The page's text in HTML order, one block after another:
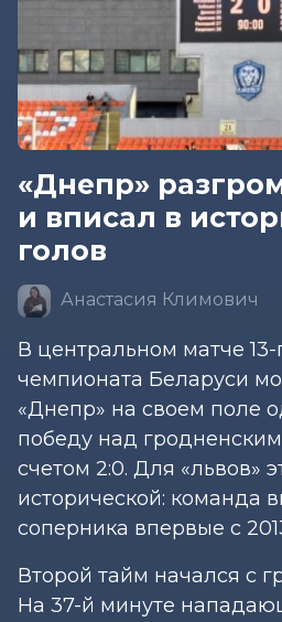
«Днепр»
и вписал в
голов
Анастасия Климович
В центральном матче 13-
чемпионата Беларуси
«Днепр» на своем поле
победу над
счетом 2:0. Для «львов»
исторической: команда
соперника впервые с
Второй тайм начался с
На 37-й минуте